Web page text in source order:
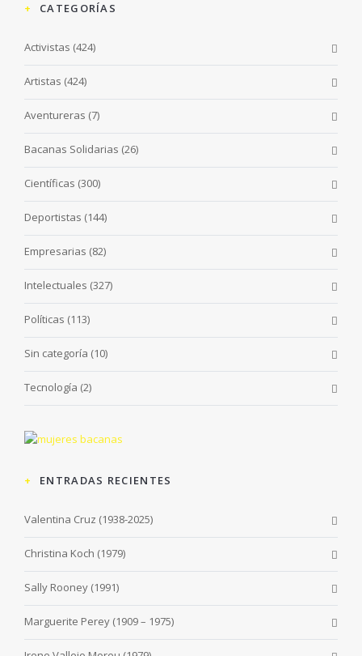
CATEGORÍAS
Activistas (424)
Artistas (424)
Aventureras (7)
Bacanas Solidarias (26)
Científicas (300)
Deportistas (144)
Empresarias (82)
Intelectuales (327)
Políticas (113)
Sin categoría (10)
Tecnología (2)
ENTRADAS RECIENTES
Valentina Cruz (1938-2025)
Christina Koch (1979)
Sally Rooney (1991)
Marguerite Perey (1909 – 1975)